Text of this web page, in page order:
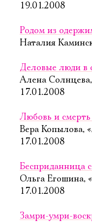
19.01.2008
Родом из
Наталия
Деловые люди в
Алена
17.01.2008
Любовь и
Вера Копылова,
17.01.2008
Бесприданница
Ольга Егошина,
17.01.2008
Замри-умри-